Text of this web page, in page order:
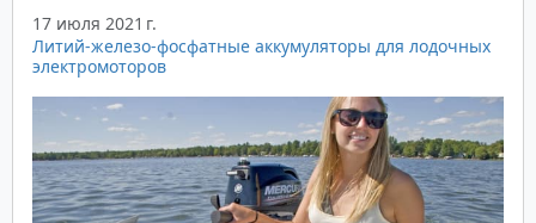
17 июля 2021 г.
Литий-железо-фосфатные аккумуляторы для лодочных
электромоторов